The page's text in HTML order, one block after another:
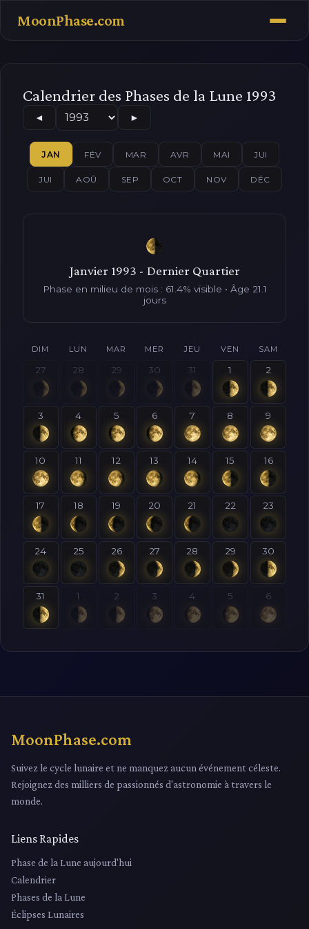
MoonPhase.com
Calendrier des Phases de la Lune 1993
◄ ►
JAN FÉV MAR AVR MAI JUI
JUI AOÛ SEP OCT NOV DÉC
Janvier 1993 - Dernier Quartier
Phase en milieu de mois : 61.4% visible • Âge 21.1
jours
DIM LUN MAR MER JEU VEN SAM
27 28 29 30 31 1 2
3 4 5 6 7 8 9
10 11 12 13 14 15 16
17 18 19 20 21 22 23
24 25 26 27 28 29 30
31 1 2 3 4 5 6
MoonPhase.com
Suivez le cycle lunaire et ne manquez aucun événement céleste.
Rejoignez des milliers de passionnés d'astronomie à travers le
monde.
Liens Rapides
Phase de la Lune aujourd'hui
Calendrier
Phases de la Lune
Éclipses Lunaires